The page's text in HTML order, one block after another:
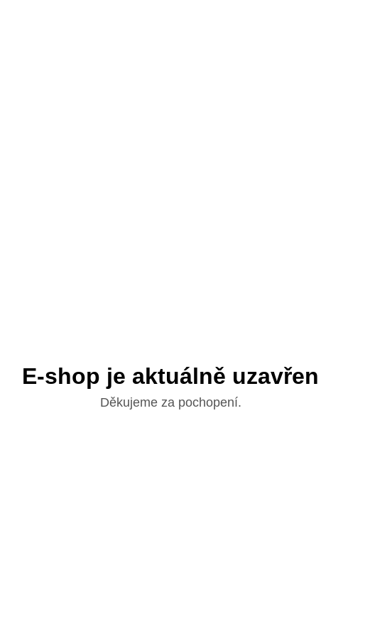
E-shop je aktuálně uzavřen
Děkujeme za pochopení.